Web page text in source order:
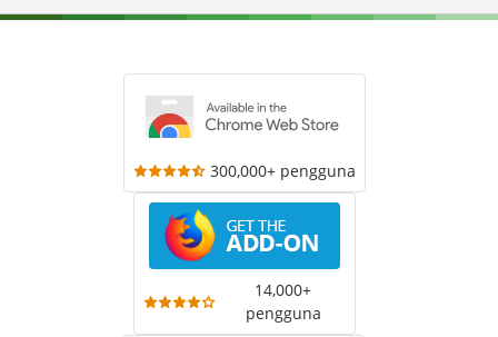
300,000+ pengguna
14,000+
pengguna